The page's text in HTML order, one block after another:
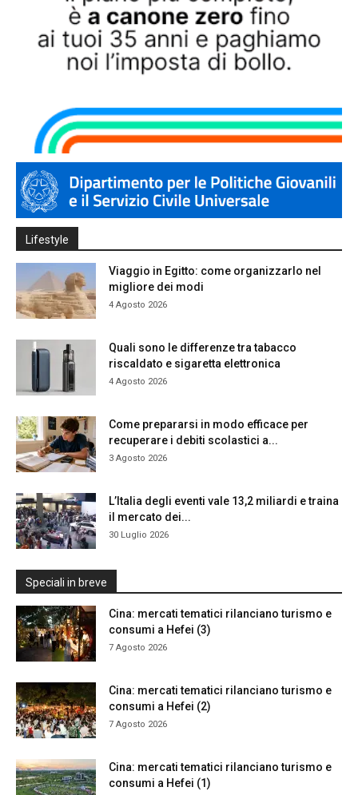
Lifestyle
Viaggio in Egitto: come organizzarlo nel
migliore dei modi
4 Agosto 2026
Quali sono le differenze tra tabacco
riscaldato e sigaretta elettronica
4 Agosto 2026
Come prepararsi in modo efficace per
recuperare i debiti scolastici a...
3 Agosto 2026
L’Italia degli eventi vale 13,2 miliardi e traina
il mercato dei...
30 Luglio 2026
Speciali in breve
Cina: mercati tematici rilanciano turismo e
consumi a Hefei (3)
7 Agosto 2026
Cina: mercati tematici rilanciano turismo e
consumi a Hefei (2)
7 Agosto 2026
Cina: mercati tematici rilanciano turismo e
consumi a Hefei (1)